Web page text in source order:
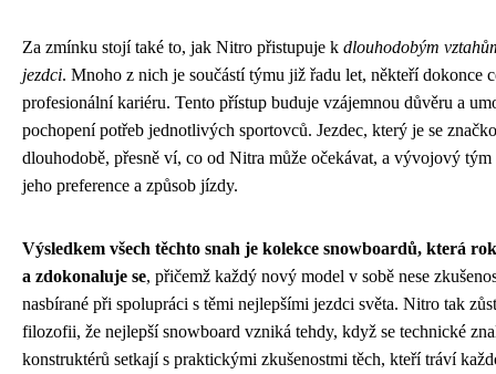
Za zmínku stojí také to, jak Nitro přistupuje k dlouhodobým
jezdci. Mnoho z nich je součástí týmu již řadu let, někteří dokonce
profesionální kariéru. Tento přístup buduje vzájemnou důvěru a
pochopení potřeb jednotlivých sportovců. Jezdec, který je se
dlouhodobě, přesně ví, co od Nitra může očekávat, a vývojový tým
jeho preference a způsob jízdy.
Výsledkem všech těchto snah je kolekce snowboardů, která
a zdokonaluje se, přičemž každý nový model v sobě nese
nasbírané při spolupráci s těmi nejlepšími jezdci světa. Nitro tak
filozofii, že nejlepší snowboard vzniká tehdy, když se technické
konstruktérů setkají s praktickými zkušenostmi těch, kteří tráví